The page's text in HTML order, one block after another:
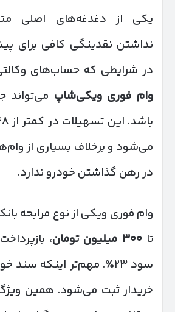
یکی از دغدغه‌های اصلی
نداشتن نقدینگی کافی برای
در شرایطی که حساب‌های
وام فوری ویکی‌شاپ می‌تواند
می‌شود و برخلاف بسیاری از
در رهن گذاشتن خودرو ندارد.
وام فوری ویکی از نوع مرابحه
تا۳۰۰ میلیون تومان
سود ۲۳٪. مهم‌تر اینکه سند
خریدار ثبت می‌شود. همین